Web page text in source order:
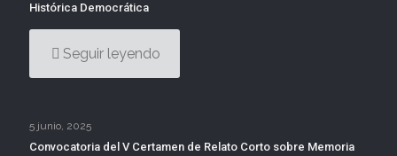
Histórica Democrática
Seguir leyendo
5 junio, 2025
Convocatoria del V Certamen de Relato Corto sobre Memoria